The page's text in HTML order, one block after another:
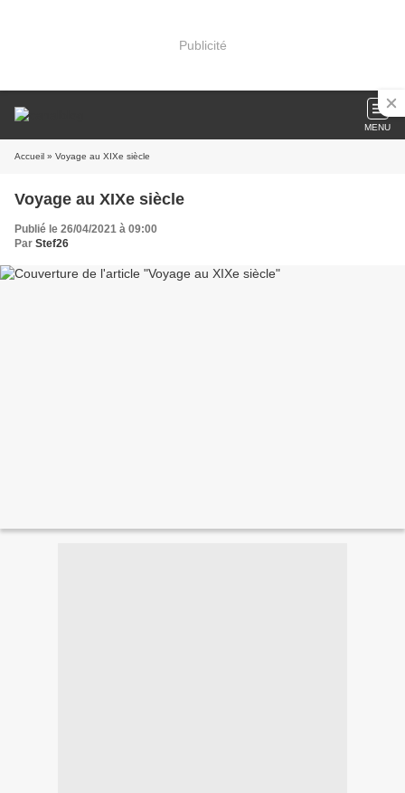
Publicité
MENU
Accueil » Voyage au XIXe siècle
Voyage au XIXe siècle
Publié le 26/04/2021 à 09:00
Par Stef26